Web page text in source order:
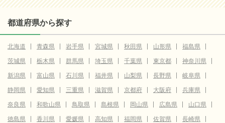
都道府県から探す
北海道 青森県 岩手県 宮城県 秋田県 山形県
福島県
茨城県
栃木県 群馬県 埼玉県 千葉県 東京都
神奈川県
新潟県
富山県 石川県 福井県 山梨県 長野県
岐阜県
静岡県
愛知県 三重県 滋賀県 京都府 大阪府
兵庫県
奈良県
和歌山県 鳥取県 島根県 岡山県 広島県
山口県
徳島県
香川県 愛媛県 高知県 福岡県 佐賀県
長崎県